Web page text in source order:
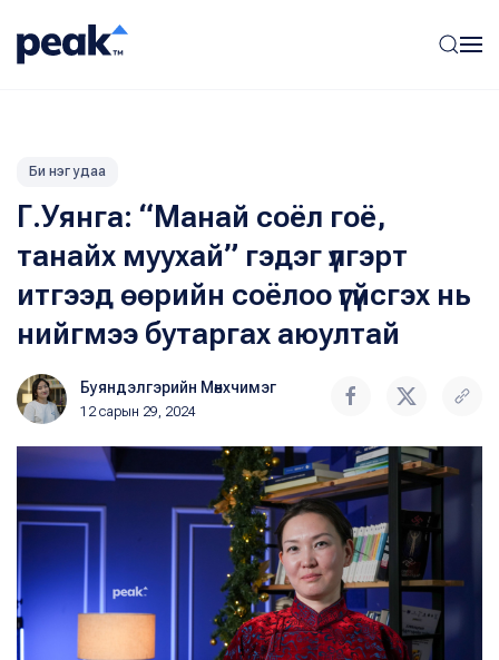
Би нэг удаа
Г.Уянга: “Манай соёл гоё,
танайх муухай” гэдэг үлгэрт
итгээд өөрийн соёлоо үгүйсгэх нь
нийгмээ бутаргах аюултай
Буяндэлгэрийн Мөнхчимэг
12 сарын 29, 2024